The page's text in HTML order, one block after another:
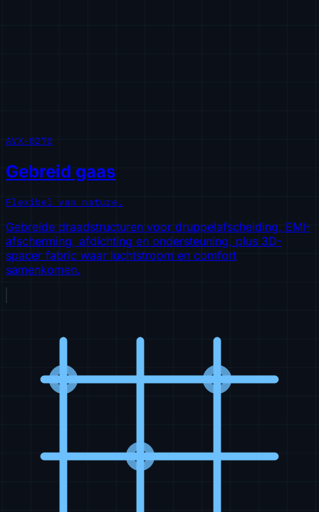
AVX-0270
Gebreid gaas
Flexibel van nature.
Gebreide draadstructuren voor druppelafscheiding, EMI-
afscherming, afdichting en ondersteuning, plus 3D-
spacer fabric waar luchtstroom en comfort
samenkomen.